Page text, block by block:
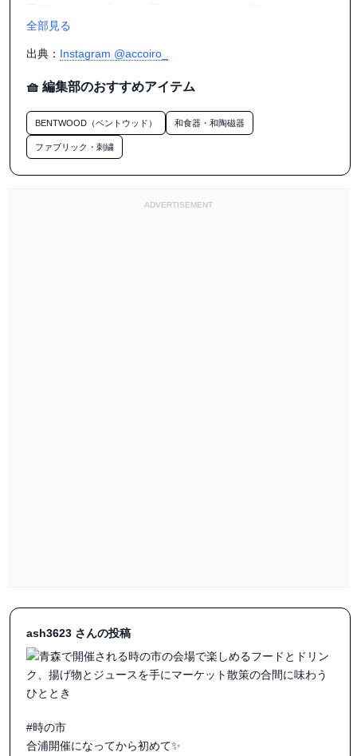
だって時の市だもん！！夢のイベント時の市！
複雑な心境ではありますが、
また来年も出店させていただけるよう、精進します
本日i-ro-Haブースへお越しいただいたみなさま
ありがとうございました！
イベント出店を重ねるごとに
「いつもありがとうございます！☺︎」
わたしはもう、ほんとに嬉しくてたまりません🫶
全部見る
出典： Instagram @accoiro_
🧺 編集部のおすすめアイテム
BENTWOOD（ベントウッド） 和食器・和陶磁器
ファブリック・刺繍
ADVERTISEMENT
ash3623 さんの投稿
#時の市
合浦開催になってから初めて✨